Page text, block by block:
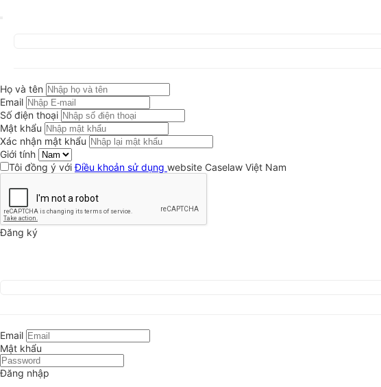
Họ và tên
Email
Số điện thoại
Mật khẩu
Xác nhận mật khẩu
Giới tính
Tôi đồng ý vớiĐiều khoản sử dụng website Caselaw Việt Nam
Đăng ký
Email
Mật khẩu
Đăng nhập